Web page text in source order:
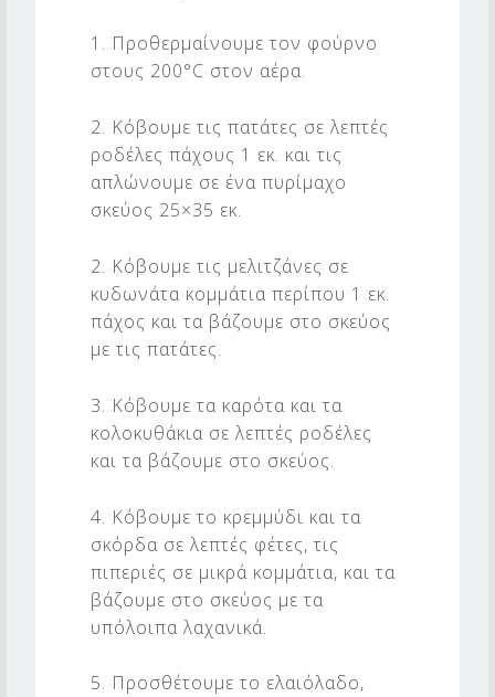
1. Προθερμαίνουμε τον φούρνο
στους 200°C στον αέρα.
2. Κόβουμε τις πατάτες σε λεπτές
ροδέλες πάχους 1 εκ. και τις
απλώνουμε σε ένα πυρίμαχο
σκεύος 25×35 εκ.
2. Κόβουμε τις μελιτζάνες σε
κυδωνάτα κομμάτια περίπου 1 εκ.
πάχος και τα βάζουμε στο σκεύος
με τις πατάτες.
3. Κόβουμε τα καρότα και τα
κολοκυθάκια σε λεπτές ροδέλες
και τα βάζουμε στο σκεύος.
4. Κόβουμε το κρεμμύδι και τα
σκόρδα σε λεπτές φέτες, τις
πιπεριές σε μικρά κομμάτια, και τα
βάζουμε στο σκεύος με τα
υπόλοιπα λαχανικά.
5. Προσθέτουμε το ελαιόλαδο,